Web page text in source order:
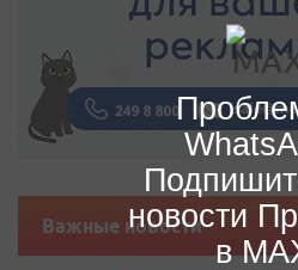
Важные новости
новости
в